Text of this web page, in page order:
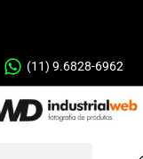
(11) 9.6828-6962